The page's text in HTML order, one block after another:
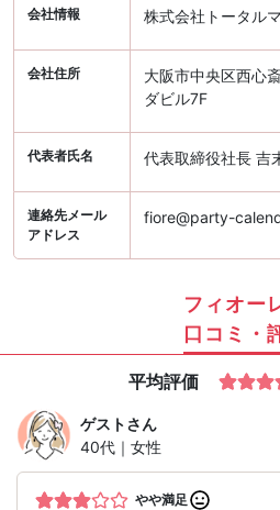
会社情報 株式会社トータル
会社住所
大阪市中央区西心
ダビル7F
代表者氏名 代表取締役社長 吉
連絡先メール
アドレス
fiore@party-
フィオー
口コミ・
平均評価
ゲストさん
40代｜女性
やや満足